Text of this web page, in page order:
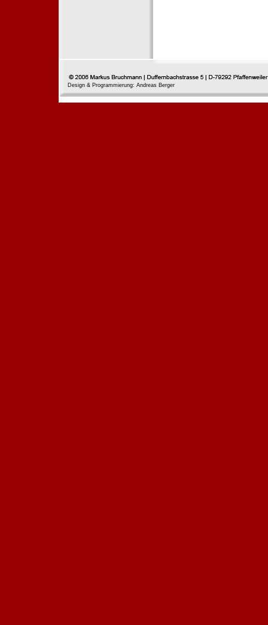
Design & Programmierung: Andreas Berger